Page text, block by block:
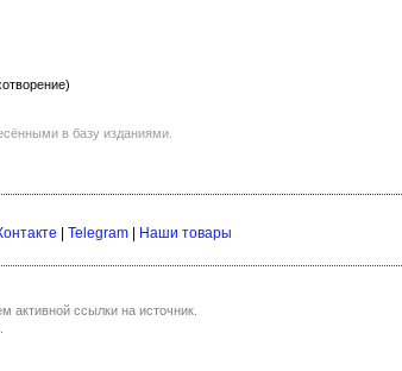
в базу изданиями.
Telegram Наши товары
активной ссылки на источник.